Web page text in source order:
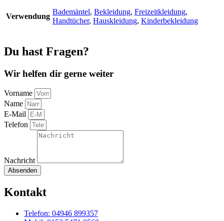
Verwendung
Bademäntel, Bekleidung, Freizeitkleidung,
Handtücher, Hauskleidung, Kinderbekleidung
Du hast Fragen?
Wir helfen dir gerne weiter
Vorname
Name
E-Mail
Telefon
Nachricht
Absenden
Kontakt
Telefon: 04946 899357